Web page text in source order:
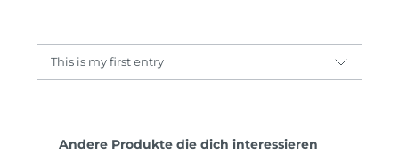
This is my first entry
Produktgalerie überspringen
Andere Produkte die dich interessieren